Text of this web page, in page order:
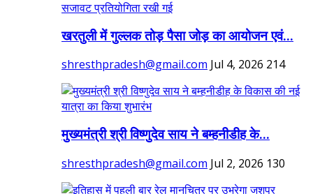
खरतुली में गुल्लक तोड़ पैसा जोड़ का आयोजन एवं...
shresthpradesh@gmail.com Jul 4, 2026 214
मुख्यमंत्री श्री विष्णुदेव साय ने बम्हनीडीह के...
shresthpradesh@gmail.com Jul 2, 2026 130